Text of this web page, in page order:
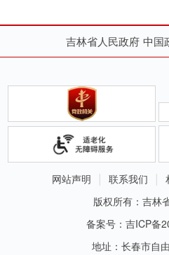
吉林省人民政府 中国
网站声明 联系我们
版权所有：吉林
备案号：吉ICP备
地址：长春市自